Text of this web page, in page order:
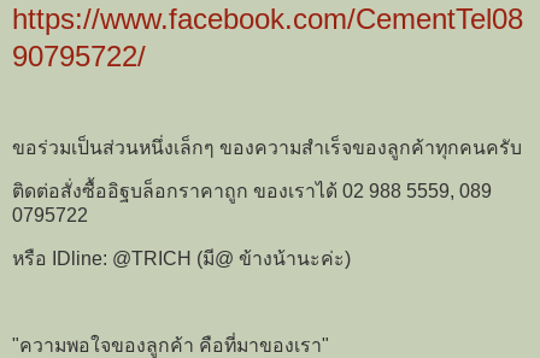
https://www.facebook.com/CementTel08
90795722/
ขอร่วมเป็นส่วนหนึ่งเล็กๆ ของความสำเร็จของลูกค้าทุกคนครับ
ติดต่อสั่งซื้ออิฐบล็อกราคาถูก ของเราได้ 02 988 5559, 089
0795722
หรือ IDline: @TRICH (มี@ ข้างน้านะค่ะ)
"ความพอใจของลูกค้า คือที่มาของเรา"